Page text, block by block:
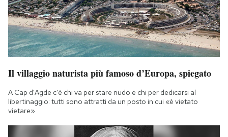
Il villaggio naturista più famoso d’Europa, spiegato
A Cap d'Agde c'è chi va per stare nudo e chi per dedicarsi al
libertinaggio: tutti sono attratti da un posto in cui «è vietato
vietare»